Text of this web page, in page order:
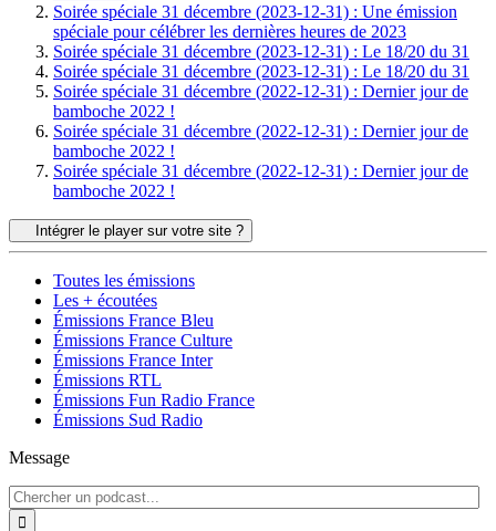
Soirée spéciale 31 décembre (2023-12-31) : Une émission
spéciale pour célébrer les dernières heures de 2023
Soirée spéciale 31 décembre (2023-12-31) : Le 18/20 du 31
Soirée spéciale 31 décembre (2023-12-31) : Le 18/20 du 31
Soirée spéciale 31 décembre (2022-12-31) : Dernier jour de
bamboche 2022 !
Soirée spéciale 31 décembre (2022-12-31) : Dernier jour de
bamboche 2022 !
Soirée spéciale 31 décembre (2022-12-31) : Dernier jour de
bamboche 2022 !
Intégrer le player sur votre site ?
Toutes les émissions
Les + écoutées
Émissions France Bleu
Émissions France Culture
Émissions France Inter
Émissions RTL
Émissions Fun Radio France
Émissions Sud Radio
Message